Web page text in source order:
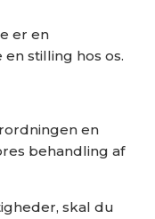
er en
stilling hos os.
en
behandling af
skal du